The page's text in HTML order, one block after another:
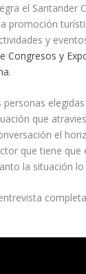
el Santander
promoción
y
Congresos y
.
personas
que
el
que tiene que
la situación